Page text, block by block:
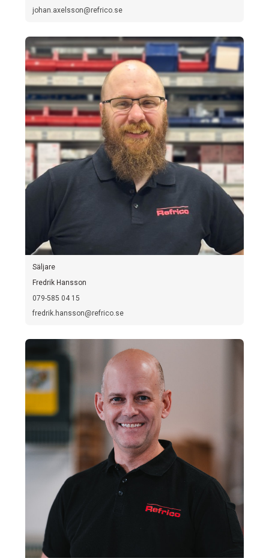
johan.axelsson@refrico.se
Säljare
Fredrik Hansson
079-585 04 15
fredrik.hansson@refrico.se